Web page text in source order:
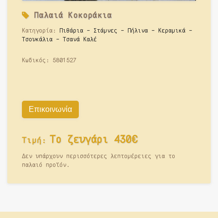
Παλαιά Κοκοράκια
Κατηγορία: Πιθάρια - Στάμνες - Πήλινα - Κεραμικά -
Τσουκάλια - Τσανά Καλέ
Κωδικός: 5801527
Επικοινωνία
Τιμή: Το ζευγάρι 430€
Δεν υπάρχουν περισσότερες λεπτομέρειες για το
παλαιό προϊόν.